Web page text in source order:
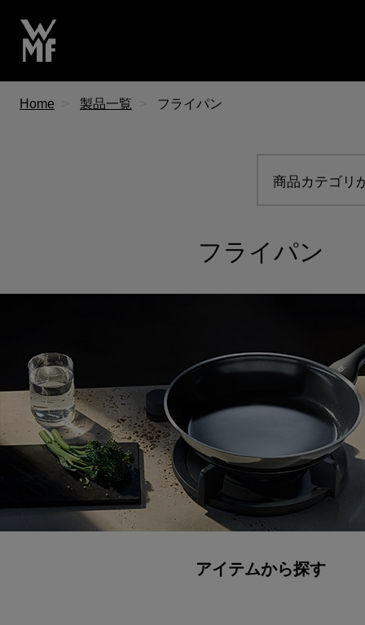
Home 製品一覧 フライパン
商品カテゴリ
フライパン
アイテムから探す